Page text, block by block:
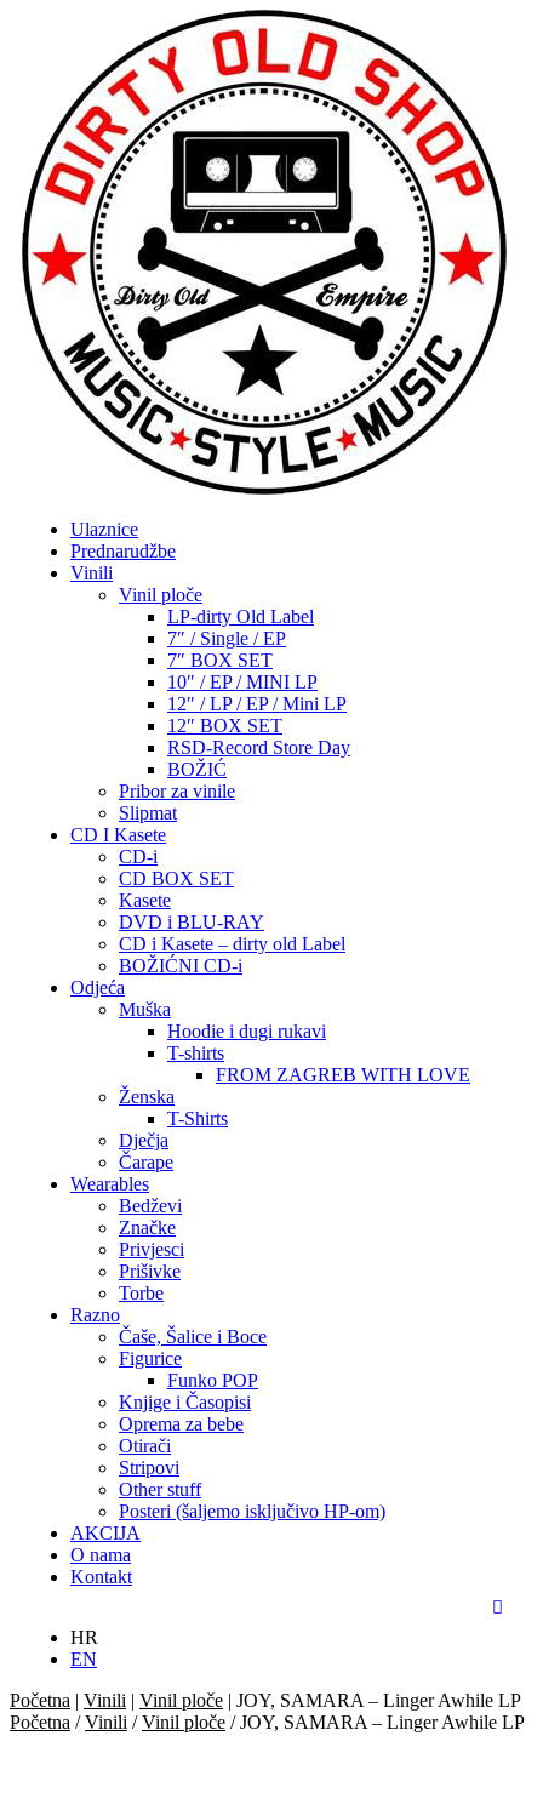
Ulaznice
Prednarudžbe
Vinili
Vinil ploče
LP-dirty Old Label
7″ / Single / EP
7″ BOX SET
10″ / EP / MINI LP
12″ / LP / EP / Mini LP
12″ BOX SET
RSD-Record Store Day
BOŽIĆ
Pribor za vinile
Slipmat
CD I Kasete
CD-i
CD BOX SET
Kasete
DVD i BLU-RAY
CD i Kasete – dirty old Label
BOŽIĆNI CD-i
Odjeća
Muška
Hoodie i dugi rukavi
T-shirts
FROM ZAGREB WITH LOVE
Ženska
T-Shirts
Dječja
Čarape
Wearables
Bedževi
Značke
Privjesci
Prišivke
Torbe
Razno
Čaše, Šalice i Boce
Figurice
Funko POP
Knjige i Časopisi
Oprema za bebe
Otirači
Stripovi
Other stuff
Posteri (šaljemo isključivo HP-om)
AKCIJA
O nama
Kontakt
HR
EN
Početna | Vinili | Vinil ploče | JOY, SAMARA – Linger Awhile LP
Početna /Vinili /Vinil ploče / JOY, SAMARA – Linger Awhile LP